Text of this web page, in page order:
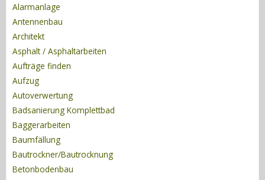
Alarmanlage
Antennenbau
Architekt
Asphalt / Asphaltarbeiten
Aufträge finden
Aufzug
Autoverwertung
Badsanierung Komplettbad
Baggerarbeiten
Baumfällung
Bautrockner/Bautrocknung
Betonbodenbau